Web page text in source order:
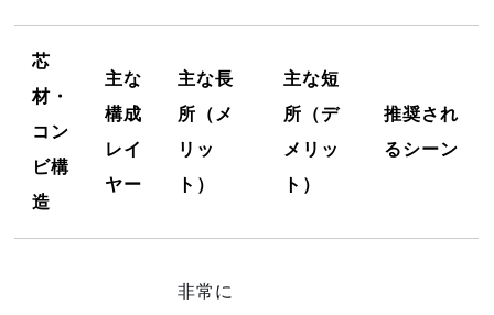
芯
材・
コン
ビ構
造
主な
構成
レイ
ヤー
主な長
所（メ
リッ
ト）
主な短
所（デ
メリッ
ト）
推奨され
るシーン
非常に